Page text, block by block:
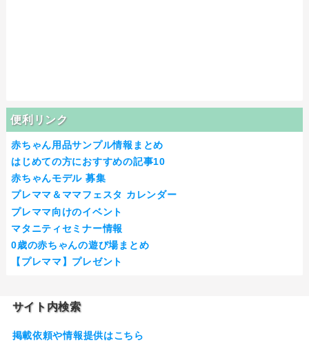
便利リンク
赤ちゃん用品サンプル情報まとめ
はじめての方におすすめの記事10
赤ちゃんモデル 募集
プレママ＆ママフェスタ カレンダー
プレママ向けのイベント
マタニティセミナー情報
0歳の赤ちゃんの遊び場まとめ
【プレママ】プレゼント
サイト内検索
掲載依頼や情報提供はこちら